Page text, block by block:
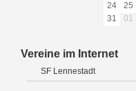
24
25
31
01
Vereine im Internet
SF Lennestadt